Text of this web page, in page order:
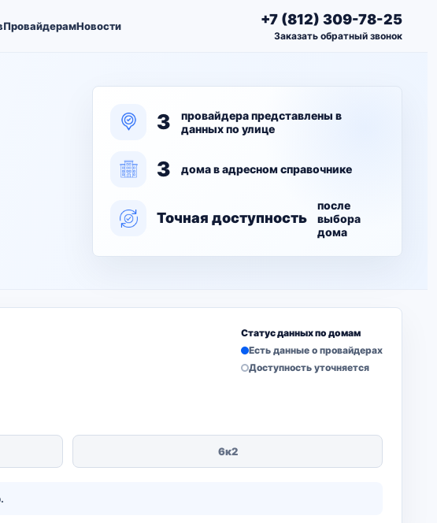
ПровайдерамНовости +7 (812) 309-78-25
Заказать обратный звонок
3
провайдера представлены в
данных по улице
3 дома в адресном справочнике
Точная доступность
после
выбора
дома
Статус данных по домам
Есть данные о провайдерах
Доступность уточняется
6к2